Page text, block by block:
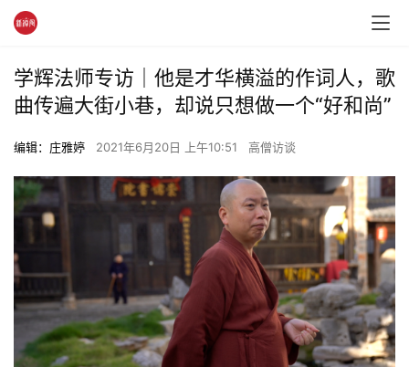
学辉法师专访｜他是才华横溢的作词人，歌
曲传遍大街小巷，却说只想做一个“好和尚”
编辑：庄雅婷 2021年6月20日 上午10:51 高僧访谈